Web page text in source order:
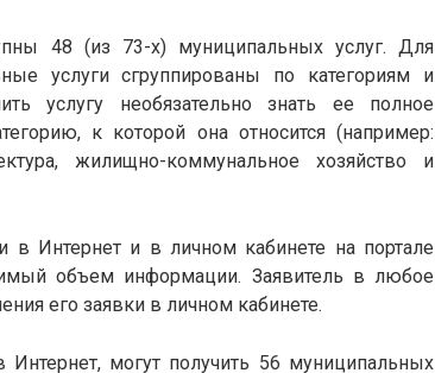
48 (из 73-х) муниципальных услуг. Для
услуги сгруппированы по категориям и
услугу необязательно знать ее полное
к которой она относится (например:
жилищно-коммунальное хозяйство и
в Интернет и в личном кабинете на портале
объем информации. Заявитель в любое
его заявки в личном кабинете.
могут получить 56 муниципальных